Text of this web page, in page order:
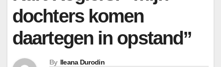
dochters komen
daartegen in opstand”
By Ileana Durodin